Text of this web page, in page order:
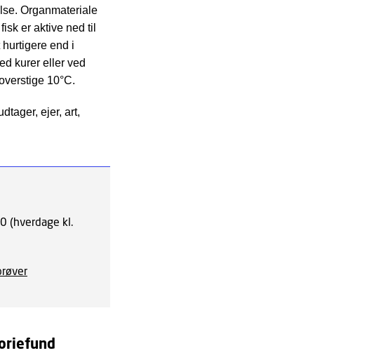
Organmateriale
er aktive ned til
end i
kurer eller ved
10°C.
ejer, art,
(hverdage kl.